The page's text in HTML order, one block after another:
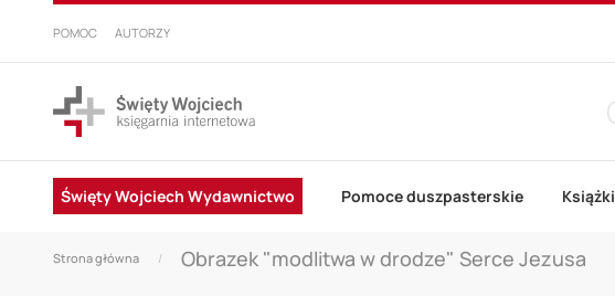
PRZEJDŹ
DO
POMOC AUTORZY
Święty Wojciech Wydawnictwo Pomoce duszpasterskie Książki
Strona główna Obrazek "modlitwa w drodze" Serce Jezusa